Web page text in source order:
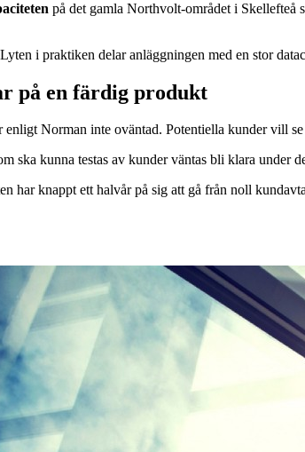
på det gamla Northvolt-området i Skellefteå
i praktiken delar anläggningen med en stor
på en färdig produkt
enligt Norman inte oväntad. Potentiella kunder vill
ska kunna testas av kunder väntas bli klara
har knappt ett halvår på sig att gå från noll